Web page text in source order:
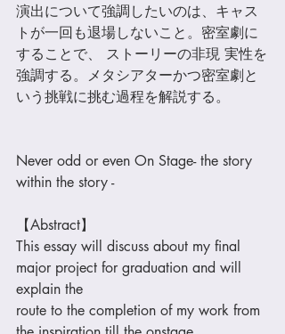
演出について強調したいのは、キャス
トが一回も退場しないこと。密室劇に
することで、 ストーリーの非現 実性を
強調する。メタシアターかつ密室劇と
いう挑戦に挑む過程を解説する。
Never odd or even On Stage- the story
within the story -
【Abstract】
This essay will discuss about my final
major project for graduation and will
explain the
route to the completion of my work from